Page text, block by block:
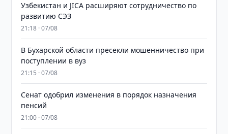
Узбекистан и JICA расширяют сотрудничество по
развитию СЭЗ
21:18 · 07/08
В Бухарской области пресекли мошенничество при
поступлении в вуз
21:15 · 07/08
Сенат одобрил изменения в порядок назначения
пенсий
21:00 · 07/08